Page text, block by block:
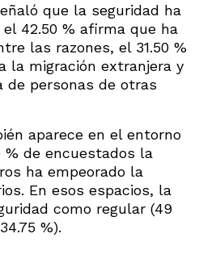
que la seguridad ha
42.50 % afirma que ha
las razones, el 31.50 %
la migración extranjera y
de personas de otras
aparece en el entorno
% de encuestados la
ha empeorado la
En esos espacios, la
como regular (49
%).